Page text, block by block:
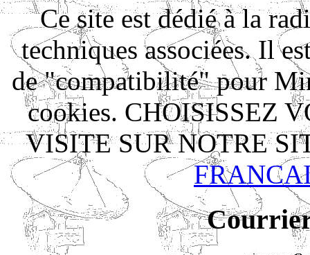
Ce site est dédié à la
techniques associées. Il
de "compatibilité" pour
cookies. CHOISISSEZ
VISITE SUR NOTRE